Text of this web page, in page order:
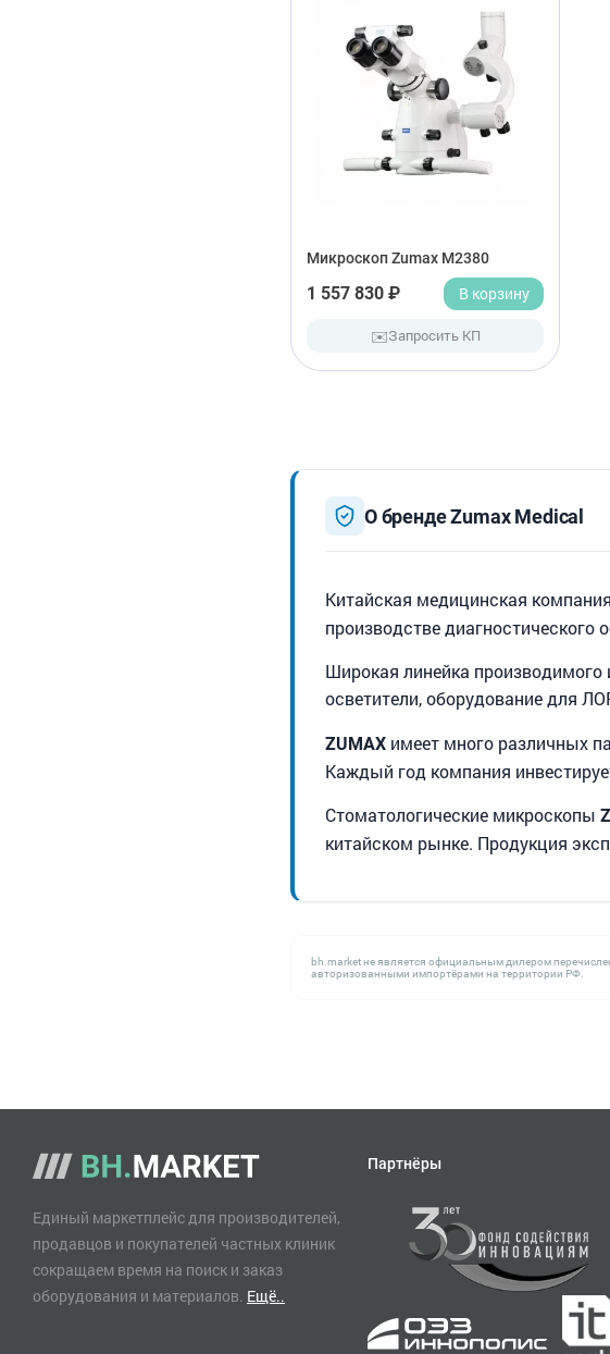
Микроскоп Zumax M2380
1 557 830 ₽ В корзину
✉️Запросить КП
О бренде Zumax Medical
Китайская медицинская компания
производстве диагностического
Широкая линейка
осветители, оборудование для
ZUMAX имеет много различных
Каждый год компания
Стоматологические микроскопы
китайском рынке. Продукция
bh.market не является официальным дилером
авторизованными импортёрами на территории РФ.
Единый маркетплейс для производителей,
продавцов и покупателей частных клиник
сокращаем время на поиск и заказ
оборудования и материалов. Ещё..
Партнёры